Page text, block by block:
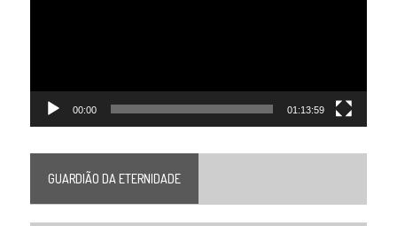
00:00 01:13:59
GUARDIÃO DA ETERNIDADE